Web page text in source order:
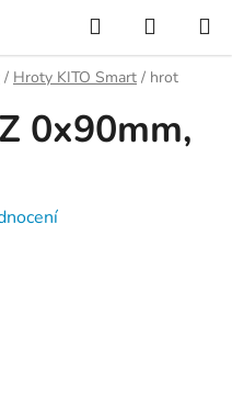
Hledat
KOŠÍK
/ Hroty KITO Smart / hrot
0x90mm,